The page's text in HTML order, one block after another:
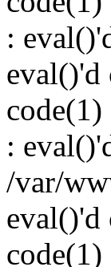
:
eval()'d
:
/var/
eval()'d